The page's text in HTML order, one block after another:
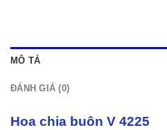
MÔ TẢ
ĐÁNH GIÁ (0)
Hoa chia buôn V 4225